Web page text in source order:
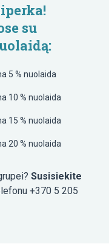
su
5 % nuolaida
10 % nuolaida
15 % nuolaida
20 % nuolaida
Susisiekite
+370 5 205